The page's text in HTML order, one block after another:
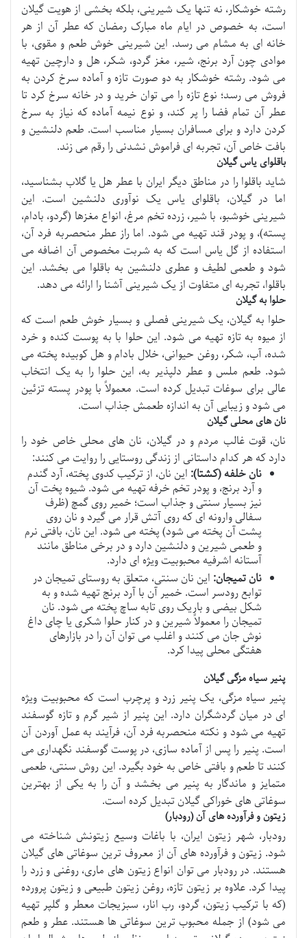
رشته خوشکار، نه تنها یک شیرینی، بلکه بخشی از هویت گیلان
است، به خصوص در ایام ماه مبارک رمضان که عطر آن از هر
خانه ای به مشام می رسد. این شیرینی خوش طعم و مقوی، با
موادی چون آرد برنج، شیر، مغز گردو، شکر، هل و دارچین تهیه
می شود. رشته خوشکار به دو صورت تازه و آماده سرخ کردن به
فروش می رسد؛ نوع تازه را می توان خرید و در خانه سرخ کرد تا
عطر آن تمام فضا را پر کند، و نوع نیمه آماده که نیاز به سرخ
کردن دارد و برای مسافران بسیار مناسب است. طعم دلنشین و
بافت خاص آن، تجربه ای فراموش نشدنی را رقم می زند.
باقلوای یاس گیلان
شاید باقلوا را در مناطق دیگر ایران با عطر هل یا گلاب بشناسید،
اما در گیلان، باقلوای یاس یک نوآوری دلنشین است. این
شیرینی خوشبو، با شیر، زرده تخم مرغ، انواع مغزها (گردو، بادام،
پسته)، و پودر قند تهیه می شود. اما راز عطر منحصربه فرد آن،
استفاده از گل یاس است که به شربت مخصوص آن اضافه می
شود و طعمی لطیف و عطری دلنشین به باقلوا می بخشد. این
باقلوا، تجربه ای متفاوت از یک شیرینی آشنا را ارائه می دهد.
حلوا به گیلان
حلوا به گیلان، یک شیرینی فصلی و بسیار خوش طعم است که
از میوه به تازه تهیه می شود. این حلوا با به پوست کنده و خرد
شده، آب، شکر، روغن حیوانی، خلال بادام و هل کوبیده پخته می
شود. طعم ملس و عطر دلپذیر به، این حلوا را به یک انتخاب
عالی برای سوغات تبدیل کرده است. معمولاً با پودر پسته تزئین
می شود و زیبایی آن به اندازه طعمش جذاب است.
نان های محلی گیلان
نان، قوت غالب مردم و در گیلان، نان های محلی خاص خود را
دارد که هر کدام داستانی از زندگی روستایی را روایت می کنند:
نان خلفه (کشتا): این نان، از ترکیب کدوی پخته، آرد گندم
و آرد برنج، و پودر تخم خرفه تهیه می شود. شیوه پخت آن
نیز بسیار سنتی و جذاب است؛ خمیر روی گمچ (ظرف
سفالی وارونه ای که روی آتش قرار می گیرد و نان روی
پشت آن پخته می شود) پخته می شود. این نان، بافتی نرم
و طعمی شیرین و دلنشین دارد و در برخی مناطق مانند
آستانه اشرفیه محبوبیت ویژه ای دارد.
نان تمیجان: این نان سنتی، متعلق به روستای تمیجان در
توابع رودسر است. خمیر آن با آرد برنج تهیه شده و به
شکل بیضی و باریک روی تابه ساچ پخته می شود. نان
تمیجان را معمولاً شیرین و در کنار حلوا شکری یا چای داغ
نوش جان می کنند و اغلب می توان آن را در بازارهای
هفتگی محلی پیدا کرد.
پنیر سیاه مزگی گیلان
پنیر سیاه مزگی، یک پنیر زرد و پرچرب است که محبوبیت ویژه
ای در میان گردشگران دارد. این پنیر از شیر گرم و تازه گوسفند
تهیه می شود و نکته منحصربه فرد آن، فرآیند به عمل آوردن آن
است. پنیر را پس از آماده سازی، در پوست گوسفند نگهداری می
کنند تا طعم و بافتی خاص به خود بگیرد. این روش سنتی، طعمی
متمایز و ماندگار به پنیر می بخشد و آن را به یکی از بهترین
سوغاتی های خوراکی گیلان تبدیل کرده است.
زیتون و فرآورده های آن (رودبار)
رودبار، شهر زیتون ایران، با باغات وسیع زیتونش شناخته می
شود. زیتون و فرآورده های آن از معروف ترین سوغاتی های گیلان
هستند. در رودبار می توان انواع زیتون های ماری، روغنی و زرد را
پیدا کرد. علاوه بر زیتون تازه، روغن زیتون طبیعی و زیتون پرورده
(که با ترکیب زیتون، گردو، رب انار، سبزیجات معطر و گلپر تهیه
می شود) از جمله محبوب ترین سوغاتی ها هستند. عطر و طعم